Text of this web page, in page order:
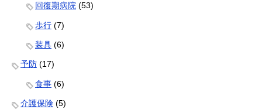
回復期病院 (53)
歩行 (7)
装具 (6)
予防 (17)
食事 (6)
介護保険 (5)